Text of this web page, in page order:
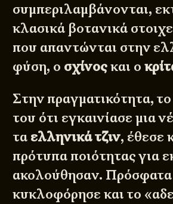
συμπεριλαμβάνονται,
κλασικά βοτανικά
που απαντώνται στην
φύση, ο σχίνοςκαι ο
Στην πραγματικότητα, το
του ότι εγκαινίασε μια
τα ελληνικά τζιν, έθεσε
πρότυπα ποιότητας για
ακολούθησαν. Πρόσφατα
κυκλοφόρησε και το